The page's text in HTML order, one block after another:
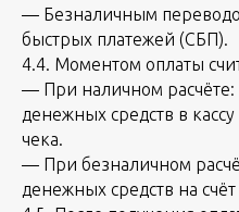
— Безналичным
быстрых платежей (СБП).
4.4. Моментом оплаты
— При наличном расчёте:
денежных средств в
чека.
— При безналичном
денежных средств на